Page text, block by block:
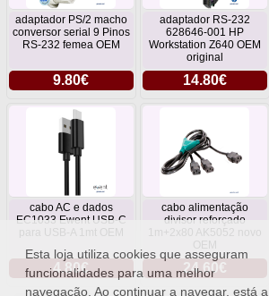
Esta loja utiliza cookies que asseguram
funcionalidades para uma melhor
navegação. Ao continuar a navegar, está a
adaptador PS/2 macho
conversor serial 9 Pinos
RS-232 femea OEM
9.80€
adaptador RS-232
628646-001 HP
Workstation Z640 OEM
original
14.80€
cabo AC e dados
EC1033 Ewent USB-C
para USB-A 1mt OEM
4.80€
cabo alimentação
divisor reforçado
1m+2x80 AK5052 novo
24.60€